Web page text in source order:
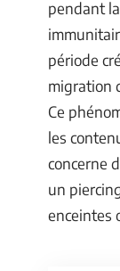
pendant
période
migration
Ce
les
concerne
un
enceintes